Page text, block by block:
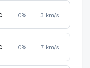
0% 3 km/s
0% 7 km/s